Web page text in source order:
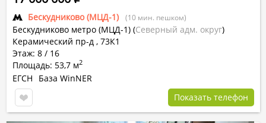
Бескудниково (МЦД-1) (10 мин. пешком)
Бескудниково метро (МЦД-1) (Северный адм. округ)
Керамический пр-д , 73К1
Этаж: 8 / 16
Площадь: 53,7 м2
ЕГСН
База WinNER
Показать телефон